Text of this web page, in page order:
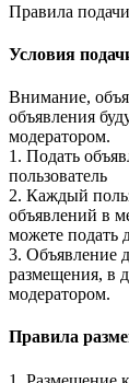
Правила
Условия
Внимание,
объявления
модератором.
1. Подать
пользователь
2. Каждый
объявлений в
можете подать
3. Объявление
размещения, в
модератором.
Правила